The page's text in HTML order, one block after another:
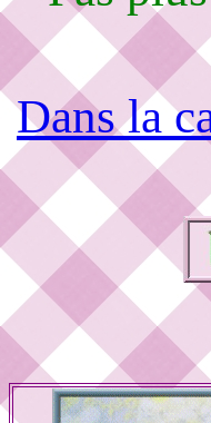
Dans la